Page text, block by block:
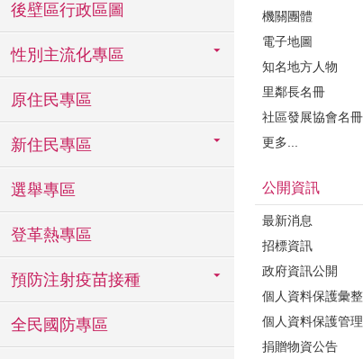
後壁區行政區圖
性別主流化專區
原住民專區
新住民專區
選舉專區
登革熱專區
預防注射疫苗接種
全民國防專區
機關團體
電子地圖
知名地方人物
里鄰長名冊
社區發展協會名冊
更多...
公開資訊
最新消息
招標資訊
政府資訊公開
個人資料保護彙
個人資料保護管
捐贈物資公告